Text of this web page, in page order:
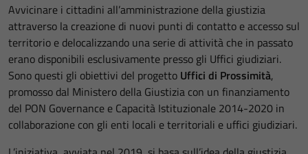
Avvicinare i cittadini all’amministrazione della giustizia
attraverso la creazione di nuovi punti di contatto e accesso sul
territorio e delocalizzando una serie di attività che in passato
erano disponibili esclusivamente presso gli Uffici giudiziari.
Sono questi gli obiettivi del progetto Uffici di Prossimità,
promosso dal Ministero della Giustizia con un finanziamento
del PON Governance e Capacità Istituzionale 2014-2020 in
collaborazione con gli enti locali e territoriali e uffici giudiziari.